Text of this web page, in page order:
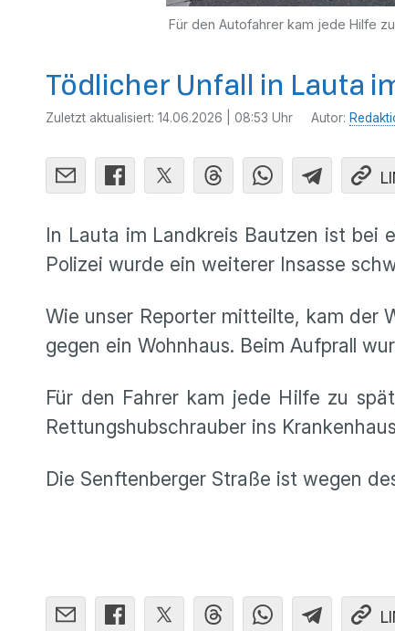
Für den Autofahrer kam jede Hilfe
Tödlicher Unfall in Lauta
Zuletzt aktualisiert: 14.06.2026 | 08:53 Uhr Autor:
In Lauta im Landkreis Bautzen ist bei
Polizei wurde ein weiterer Insasse
Wie unser Reporter mitteilte, kam der
gegen ein Wohnhaus. Beim Aufprall
Für den Fahrer kam jede Hilfe zu
Rettungshubschrauber ins
Die Senftenberger Straße ist wegen